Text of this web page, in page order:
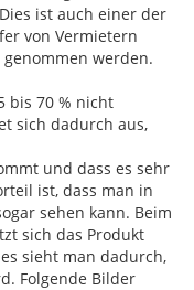
ist auch einer der
von Vermietern
werden.
bis 70 % nicht
sich dadurch aus,
und dass es sehr
ist, dass man in
sehen kann. Beim
sich das Produkt
sieht man dadurch,
Folgende Bilder